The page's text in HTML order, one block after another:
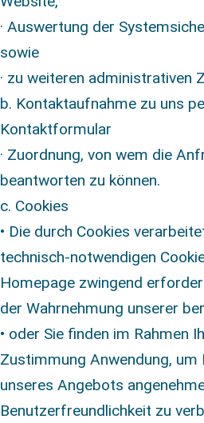
· Auswertung der
sowie
· zu weiteren administrativen
b. Kontaktaufnahme zu uns
Kontaktformular
· Zuordnung, von wem die
beantworten zu können.
c. Cookies
• Die durch Cookies
technisch-notwendigen
Homepage zwingend
der Wahrnehmung unserer
• oder Sie finden im Rahmen
Zustimmung Anwendung, um
unseres Angebots
Benutzerfreundlichkeit zu